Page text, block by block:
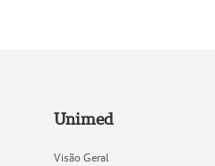
Unimed
Visão Geral